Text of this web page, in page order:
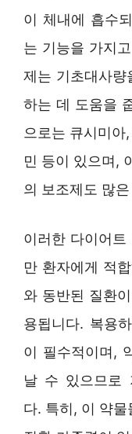
이 체내에 흡수
는 기능을 가지
제는 기초대사량
하는 데 도움을
으로는 큐시미
민 등이 있으며,
의 보조제도 많
이러한 다이어
만 환자에게 적
와 동반된 질환
용됩니다. 복용
이 필수적이며,
날 수 있으므로
다. 특히, 이 약